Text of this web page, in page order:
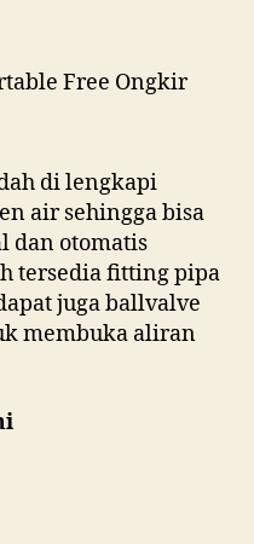
di lengkapi
air sehingga bisa
dan otomatis
tersedia fitting pipa
juga ballvalve
membuka aliran